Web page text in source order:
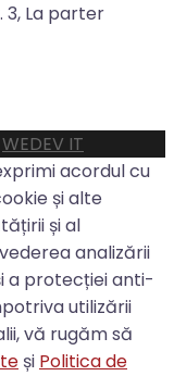
3, La parter
WEDEV IT
acordul cu
și alte
și al
analizării
a protecției anti-
utilizării
vă rugăm să
și Politica de